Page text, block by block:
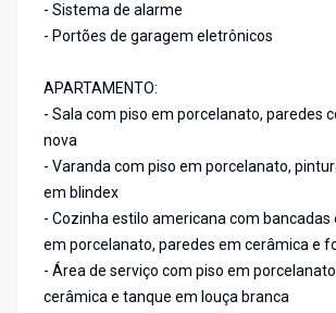
- Sistema de alarme
- Portões de garagem eletrônicos
APARTAMENTO:
- Sala com piso em porcelanato, paredes
nova
- Varanda com piso em porcelanato,
em blindex
- Cozinha estilo americana com bancadas
em porcelanato, paredes em cerâmica e
- Área de serviço com piso em
cerâmica e tanque em louça branca